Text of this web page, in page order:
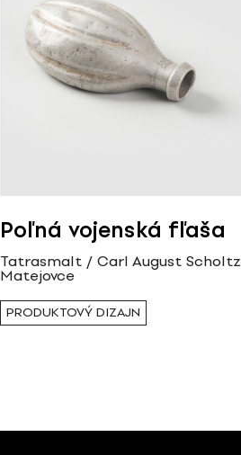
Poľná vojenská fľaša
Tatrasmalt / Carl August Scholtz
Matejovce
PRODUKTOVÝ DIZAJN